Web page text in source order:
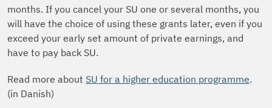
months. If you cancel your SU one or several months, you
will have the choice of using these grants later, even if you
exceed your early set amount of private earnings, and
have to pay back SU.
Read more about SU for a higher education programme.
(in Danish)